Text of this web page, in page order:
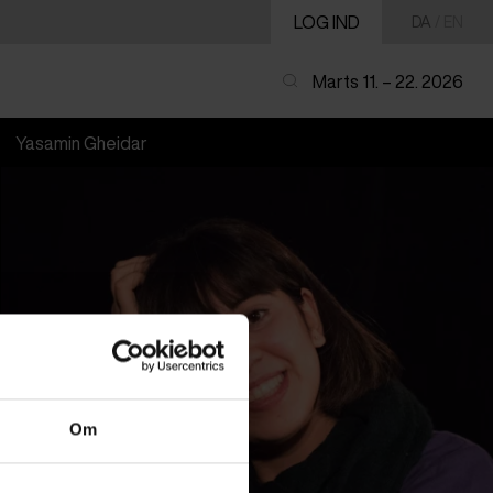
Om
LOG IND DA
Marts 11. – 22. 2026
Yasamin Gheidar